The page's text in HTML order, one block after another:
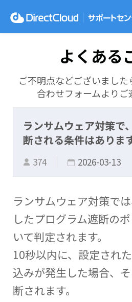
よくある
ご不明点などございまし
合わせフォームよりご
ランサムウェア対策で
断される条件はありま
374 2026-03-13
ランサムウェア対策で
したプログラム遮断の
いて判定されます。
10秒以内に、設定され
込みが発生した場合、
断されます。